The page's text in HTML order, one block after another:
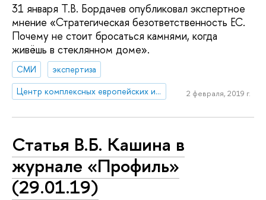
31 января Т.В. Бордачев опубликовал экспертное
мнение «Стратегическая безответственность ЕС.
Почему не стоит бросаться камнями, когда
живёшь в стеклянном доме».
СМИ
экспертиза
Центр комплексных европейских и международных исследований (ЦКЕМИ)
2 февраля, 2019 г.
Статья В.Б. Кашина в
журнале «Профиль»
(29.01.19)